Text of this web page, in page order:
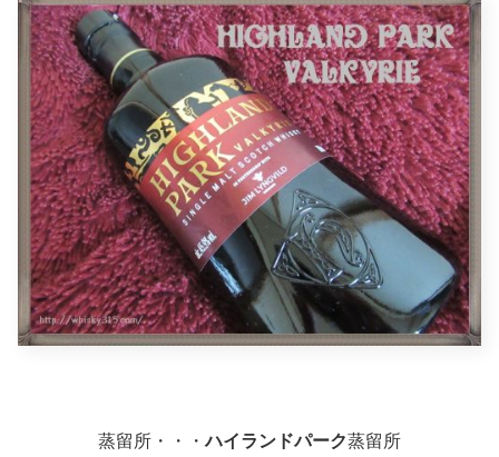
蒸留所・・・ハイランドパーク蒸留所